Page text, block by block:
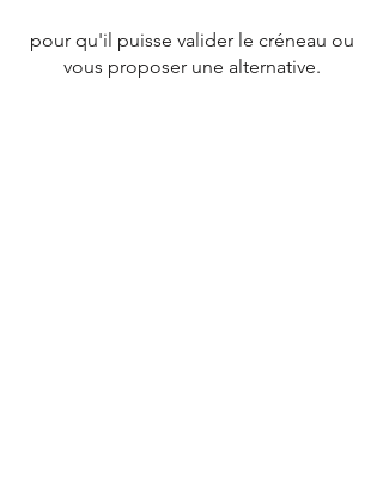
pour qu'il puisse valider le créneau ou
vous proposer une alternative.